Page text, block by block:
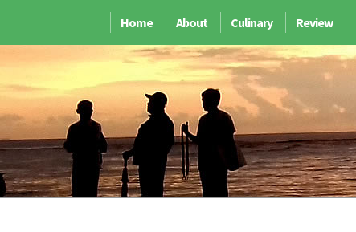
Home About Culinary Review